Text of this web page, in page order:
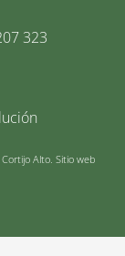
323
Alto. Sitio web